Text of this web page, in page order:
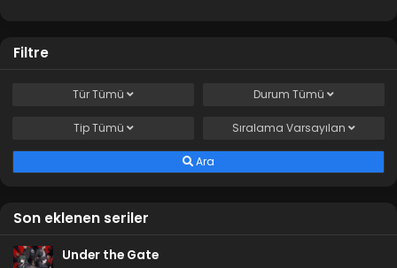
Filtre
TürTümü Durum Tümü
TipTümü Sıralama Varsayılan
Ara
Son eklenen seriler
Under the Gate